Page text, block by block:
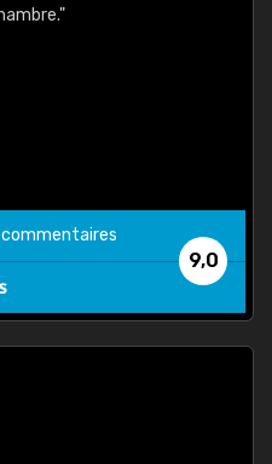
9,0
commentaires